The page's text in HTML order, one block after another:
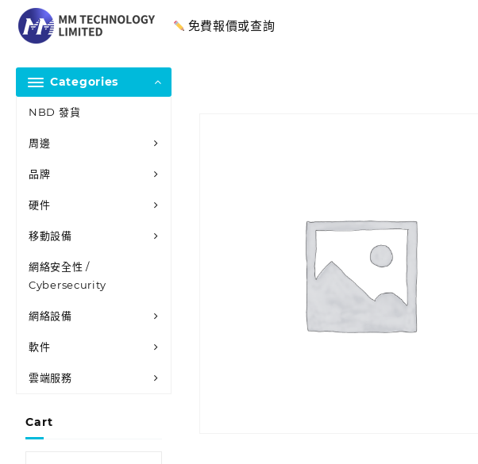
免費報價或查詢
Categories
NBD 發貨
周邊
品牌
硬件
移動設備
網絡安全性 /
Cybersecurity
網絡設備
軟件
雲端服務
Cart